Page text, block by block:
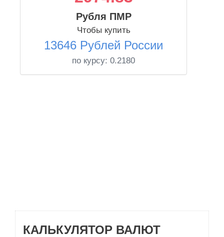
Рубля ПМР
Чтобы купить
13646 Рублей России
по курсу: 0.2180
КАЛЬКУЛЯТОР ВАЛЮТ